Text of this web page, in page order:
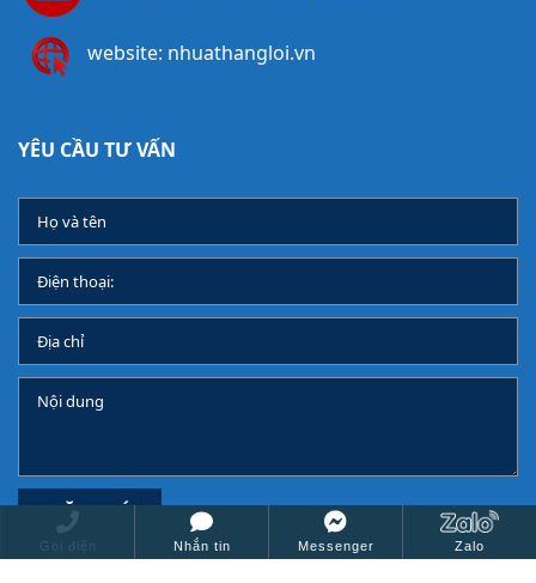
website: nhuathangloi.vn
YÊU CẦU TƯ VẤN
ĐĂNG KÝ
Gọi điện Nhắn tin Messenger Zalo